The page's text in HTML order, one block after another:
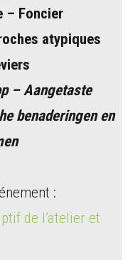
– Foncier
atypiques
– Aangetaste
benaderingen en
:
de l’atelier et